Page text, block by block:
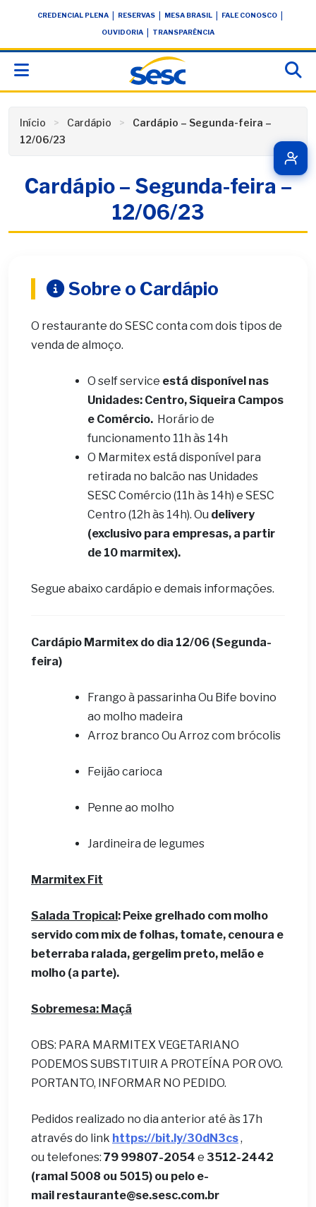
conteúdoCREDENCIAL PLENA RESERVAS MESA BRASIL FALE CONOSCO
OUVIDORIA TRANSPARÊNCIA
Início Cardápio
Cardápio – Segunda-feira –
12/06/23
Cardápio – Segunda-feira –
12/06/23
Sobre o Cardápio
O restaurante do SESC conta com dois tipos de
venda de almoço.
O self service está disponível nas
Unidades: Centro, Siqueira Campos
e Comércio. Horário de
funcionamento 11h às 14h
O Marmitex está disponível para
retirada no balcão nas Unidades
SESC Comércio (11h às 14h) e SESC
Centro (12h às 14h). Ou delivery
(exclusivo para empresas, a partir
de 10 marmitex).
Segue abaixo cardápio e demais informações.
Cardápio Marmitex do dia 12/06 (Segunda-
feira)
Frango à passarinha Ou Bife bovino
ao molho madeira
Arroz branco Ou Arroz com brócolis
Feijão carioca
Penne ao molho
Jardineira de legumes
Marmitex Fit
Salada Tropical: Peixe grelhado com molho
servido com mix de folhas, tomate, cenoura e
beterraba ralada, gergelim preto, melão e
molho (a parte).
Sobremesa: Maçã
OBS: PARA MARMITEX VEGETARIANO
PODEMOS SUBSTITUIR A PROTEÍNA POR OVO.
PORTANTO, INFORMAR NO PEDIDO.
Pedidos realizado no dia anterior até às 17h
através do link https://bit.ly/30dN3cs,
ou telefones: 79 99807-2054 e 3512-2442
(ramal 5008 ou 5015) ou pelo e-
mail restaurante@se.sesc.com.br